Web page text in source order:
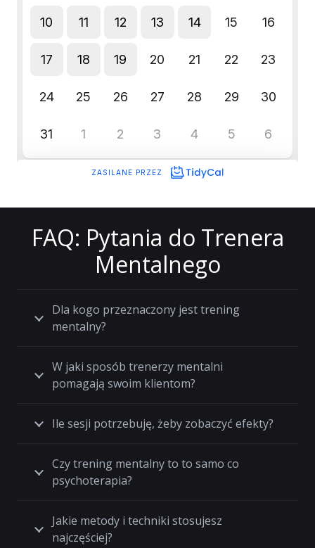
FAQ: Pytania do Trenera
Mentalnego
Dla kogo przeznaczony jest trening
mentalny?
W jaki sposób trenerzy mentalni
pomagają swoim klientom?
Ile sesji potrzebuję, żeby zobaczyć efekty?
Czy trening mentalny to to samo co
psychoterapia?
Jakie metody i techniki stosujesz
najczęściej?